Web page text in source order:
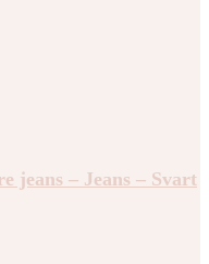
jeans – Jeans – Svart